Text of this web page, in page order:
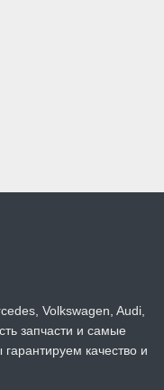
Volkswagen, Audi,
запчасти и самые
качество и